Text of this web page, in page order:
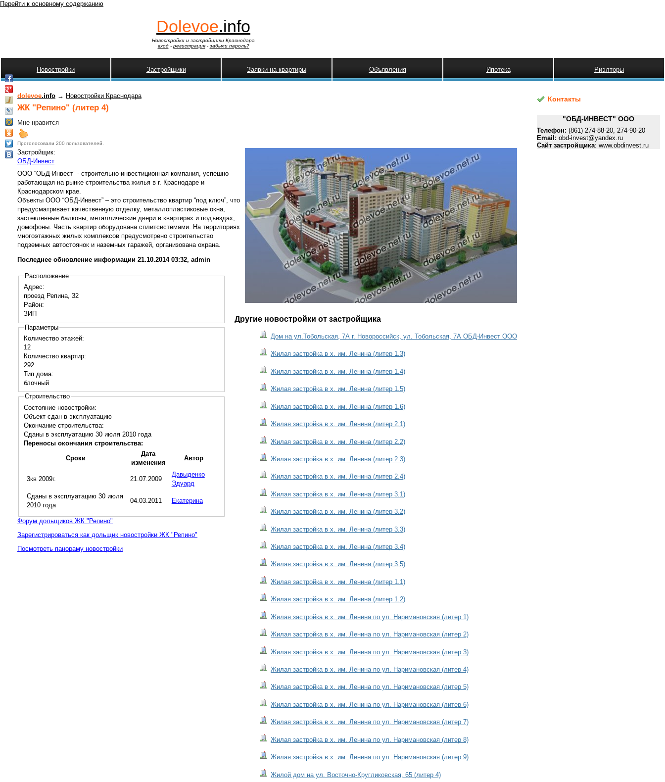
Перейти к основному содержанию
Dolevoe.info
Новостройки и застройщики Краснодара
вход- регистрация- забыли пароль?
Новостройки Застройщики Заявки на квартиры Объявления Ипотека Риэлторы
dolevoe.info → Новостройки Краснодара
ЖК "Репино" (литер 4)
Мне нравится
Проголосовали 200 пользователей.
Застройщик:
ОБД-Инвест
ООО “ОБД-Инвест” - строительно-инвестиционная компания, успешно
работающая на рынке строительства жилья в г. Краснодаре и
Краснодарском крае.
Объекты ООО “ОБД-Инвест” – это строительство квартир “под ключ”, что
предусматривает качественную отделку, металлопластиковые окна,
застекленные балконы, металлические двери в квартирах и подъездах,
домофоны. Часть квартир оборудована сплитсистемами. На территориях
многоэтажных жилых комплексов предусмотрено строительство
подземных автостоянок и наземных гаражей, организована охрана.
Последнее обновление информации 21.10.2014 03:32, admin
Другие новостройки от застройщика
Дом на ул.Тобольская, 7А г. Новороссийск, ул. Тобольская, 7А ОБД-Инвест ООО
Жилая застройка в х. им. Ленина (литер 1.3)
Жилая застройка в х. им. Ленина (литер 1.4)
Жилая застройка в х. им. Ленина (литер 1.5)
Жилая застройка в х. им. Ленина (литер 1.6)
Жилая застройка в х. им. Ленина (литер 2.1)
Жилая застройка в х. им. Ленина (литер 2.2)
Жилая застройка в х. им. Ленина (литер 2.3)
Жилая застройка в х. им. Ленина (литер 2.4)
Жилая застройка в х. им. Ленина (литер 3.1)
Жилая застройка в х. им. Ленина (литер 3.2)
Жилая застройка в х. им. Ленина (литер 3.3)
Жилая застройка в х. им. Ленина (литер 3.4)
Жилая застройка в х. им. Ленина (литер 3.5)
Жилая застройка в х. им. Ленина (литер 1.1)
Жилая застройка в х. им. Ленина (литер 1.2)
Жилая застройка в х. им. Ленина по ул. Наримановская (литер 1)
Жилая застройка в х. им. Ленина по ул. Наримановская (литер 2)
Жилая застройка в х. им. Ленина по ул. Наримановская (литер 3)
Жилая застройка в х. им. Ленина по ул. Наримановская (литер 4)
Жилая застройка в х. им. Ленина по ул. Наримановская (литер 5)
Жилая застройка в х. им. Ленина по ул. Наримановская (литер 6)
Жилая застройка в х. им. Ленина по ул. Наримановская (литер 7)
Жилая застройка в х. им. Ленина по ул. Наримановская (литер 8)
Жилая застройка в х. им. Ленина по ул. Наримановская (литер 9)
Жилой дом на ул. Восточно-Кругликовская, 65 (литер 4)
Расположение
Адрес:
проезд Репина, 32
Район:
ЗИП
Параметры
Количество этажей:
12
Количество квартир:
292
Тип дома:
блочный
Строительство
Состояние новостройки:
Объект сдан в эксплуатацию
Окончание строительства:
Сданы в эксплуатацию 30 июля 2010 года
Переносы окончания строительства:
Сроки
Дата
изменения
Автор
3кв 2009г. 21.07.2009
Давыденко
Эдуард
Сданы в эксплуатацию 30 июля
2010 года
04.03.2011 Екатерина
Форум дольщиков ЖК "Репино"
Зарегистрироваться как дольщик новостройки ЖК "Репино"
Посмотреть панораму новостройки
Контакты
"ОБД-ИНВЕСТ" ООО
Телефон: (861) 274-88-20, 274-90-20
Email: obd-invest@yandex.ru
Сайт застройщика: www.obdinvest.ru